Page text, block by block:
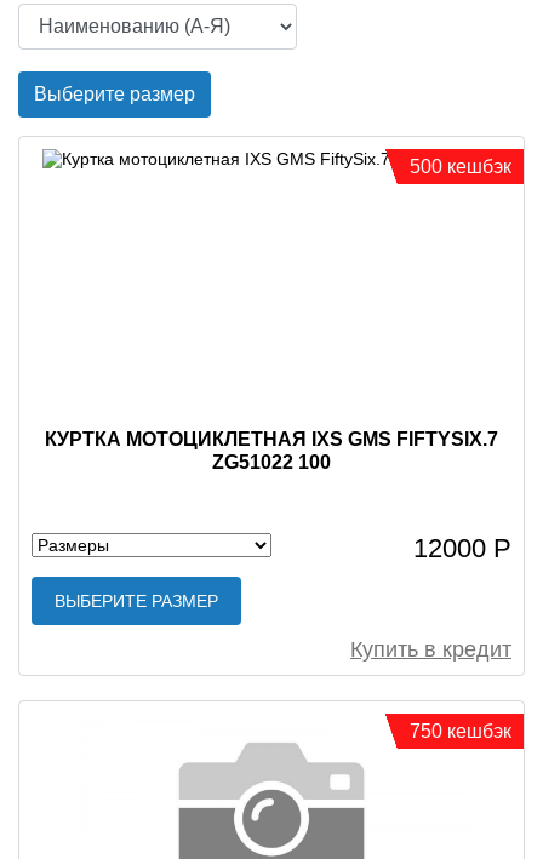
Выберите размер
КУРТКА МОТОЦИКЛЕТНАЯ IXS GMS FIFTYSIX.7
ZG51022 100
12000 Р
ВЫБЕРИТЕ РАЗМЕР
Купить в кредит
500 кешбэк
750 кешбэк